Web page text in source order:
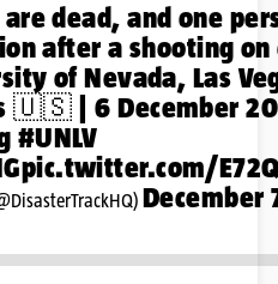
dead, and one
after a shooting on
of Nevada, Las
🇺🇸 | 6 December
#UNLV
pic.twitter.com/
December